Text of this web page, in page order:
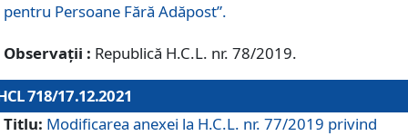
pentru Persoane Fără Adăpost”.
Observații : Republică H.C.L. nr. 78/2019.
718/17.12.2021
Titlu: Modificarea anexei la H.C.L. nr. 77/2019 privind